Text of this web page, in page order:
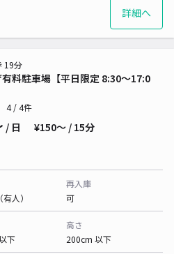
詳細へ
料駐車場【平日限定 8:30〜17:0
19分
4/ 4件
/ 日 ¥150〜 / 15分
人）
再入庫
可
下
高さ
200cm 以下